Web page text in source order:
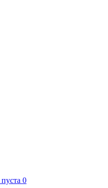
пуста 0